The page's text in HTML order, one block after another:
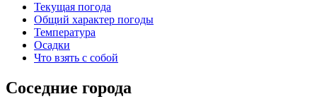
Текущая погода
Общий характер погоды
Температура
Осадки
Что взять с собой
Соседние города